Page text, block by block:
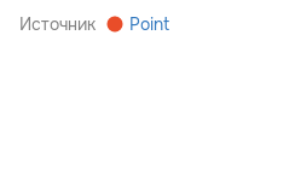
Источник Point